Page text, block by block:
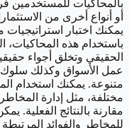
بالمحاكيات للمستخدمين
أو أنواع أخرى من
يمكنك اختبار
باستخدام هذه المحاكيات،
الحقيقي وتخلق أجواء
عمل الأسواق وكذلك
متنوعة. يمكنك استخدام
مختلفة، مثل إدارة
مقارنة بالنتائج الفعلية.
للمخاطر والفوائد